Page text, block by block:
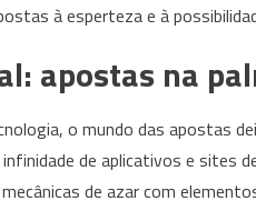
à esperteza e à
apostas na
o mundo das apostas
de aplicativos e
de azar com